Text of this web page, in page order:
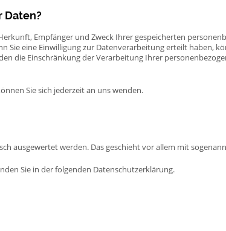
Daten?
Empfänger und Zweck Ihrer gespeicherten
Sie eine Einwilligung zur Datenverarbeitung erteilt haben,
die Einschränkung der Verarbeitung Ihrer
Sie sich jederzeit an uns wenden.
ausgewertet werden. Das geschieht vor allem mit
Sie in der folgenden Datenschutzerklärung.